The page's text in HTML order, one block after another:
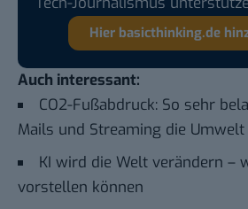
Hier basicthinking.de
Auch interessant:
CO2-Fußabdruck: So sehr
Mails und Streaming die Umwelt
KI wird die Welt verändern –
vorstellen können